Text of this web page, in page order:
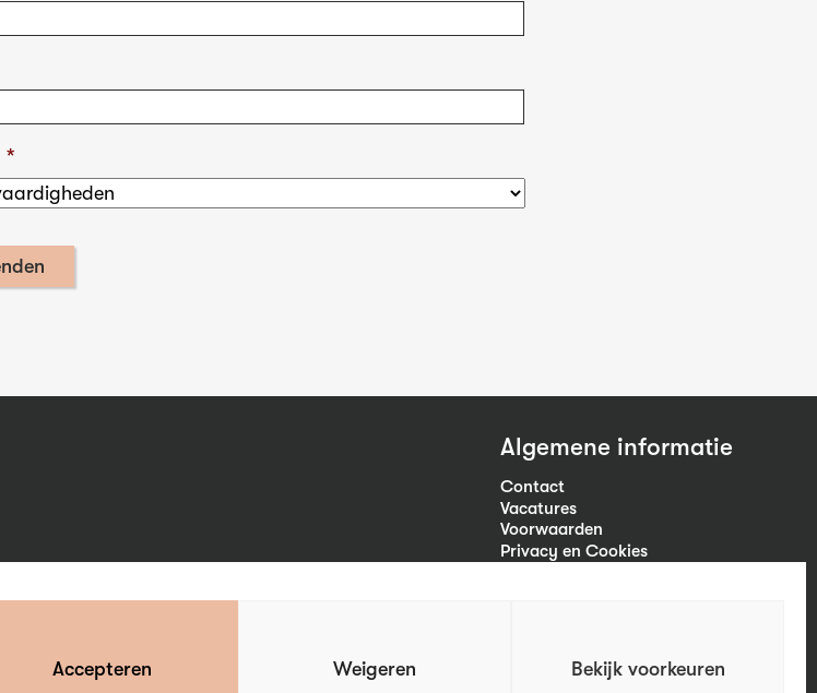
Accepteren Weigeren Bekijk voorkeuren
*
Algemene informatie
Contact
Vacatures
Voorwaarden
Privacy en Cookies
Volg ons